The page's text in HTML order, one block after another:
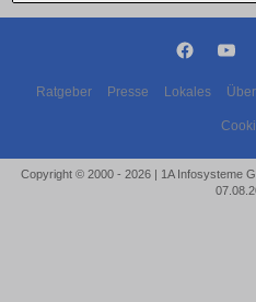
Ratgeber Presse Lokales
Copyright © 2000 - 2026 | 1A Infosysteme